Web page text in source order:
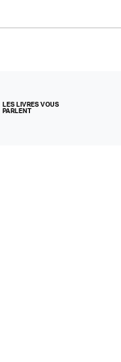
LES LIVRES VOUS
PARLENT